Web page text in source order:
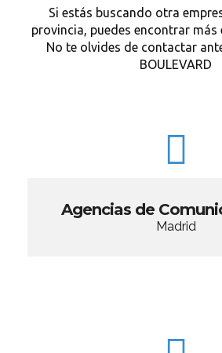
Si estás buscando otra
provincia, puedes encontrar
No te olvides de contactar
BOULEVARD
Agencias de
Madrid